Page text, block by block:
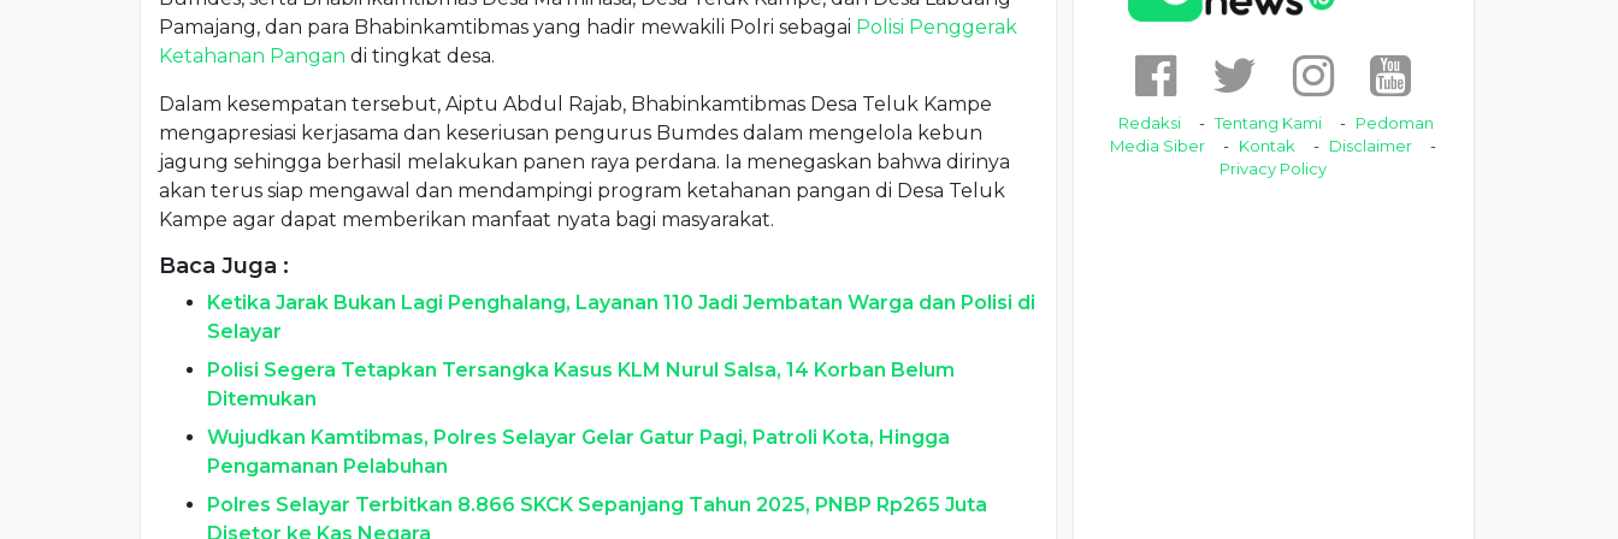
Pamajang, dan para Bhabinkamtibmas yang hadir mewakili Polri sebagai Polisi Penggerak
Ketahanan Pangan di tingkat desa.
Dalam kesempatan tersebut, Aiptu Abdul Rajab, Bhabinkamtibmas Desa Teluk Kampe
mengapresiasi kerjasama dan keseriusan pengurus Bumdes dalam mengelola kebun
jagung sehingga berhasil melakukan panen raya perdana. Ia menegaskan bahwa dirinya
akan terus siap mengawal dan mendampingi program ketahanan pangan di Desa Teluk
Kampe agar dapat memberikan manfaat nyata bagi masyarakat.
Baca Juga :
Ketika Jarak Bukan Lagi Penghalang, Layanan 110 Jadi Jembatan Warga dan Polisi di
Selayar
Polisi Segera Tetapkan Tersangka Kasus KLM Nurul Salsa, 14 Korban Belum
Ditemukan
Wujudkan Kamtibmas, Polres Selayar Gelar Gatur Pagi, Patroli Kota, Hingga
Pengamanan Pelabuhan
Polres Selayar Terbitkan 8.866 SKCK Sepanjang Tahun 2025, PNBP Rp265 Juta
Disetor ke Kas Negara
Redaksi Tentang Kami
Pedoman
Media Siber
Kontak
Disclaimer
Privacy Policy